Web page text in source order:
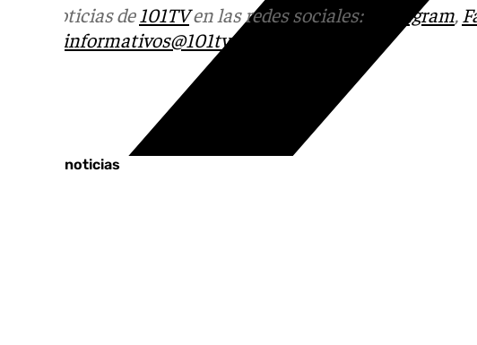
Más noticias de 101TVen las redes sociales: Instagram,
informativos@101tv.es
Últimas noticias